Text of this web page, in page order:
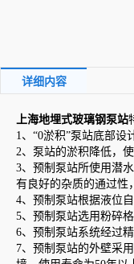
详细内容
上海地埋式玻璃钢泵站
1、“0淤积”泵站底部
2、泵站的淤积降低，
3、预制泵站所使用潜
有良好的杂质的通过性
4、预制泵站根据液位
5、预制泵站选用粉碎
6、预制泵站系统经过
7、预制泵站的外壁采